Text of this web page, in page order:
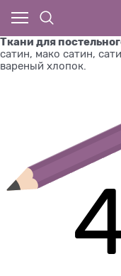
Ткани для
сатин, мако сатин,
вареный хлопок.